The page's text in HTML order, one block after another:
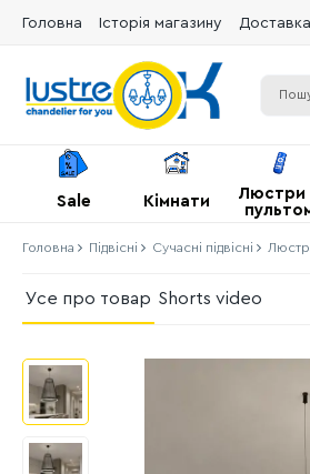
Головна Історія магазину
Sale Кімнати
Люстри
Головна Підвісні Сучасні підвісні
Усе про товар Shorts video